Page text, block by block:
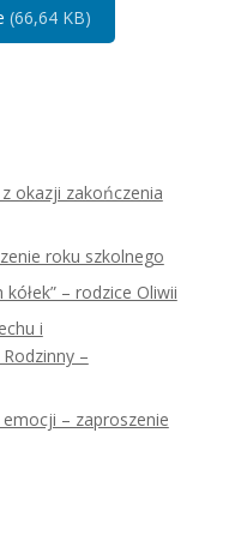
(66,64 KB)
okazji zakończenia
roku szkolnego
– rodzice Oliwii
i
–
– zaproszenie